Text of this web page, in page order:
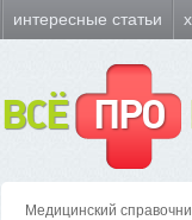
интересные статьи
ВСЁ ПРО
Медицинский